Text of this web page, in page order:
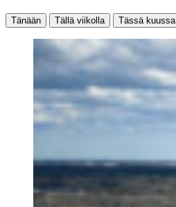
Tänään Tällä viikolla Tässä kuussa